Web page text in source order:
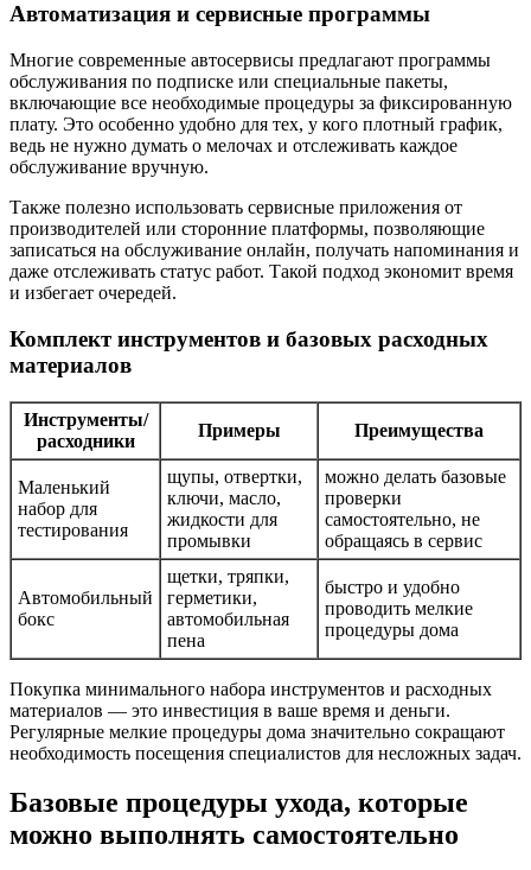
Автоматизация и сервисные программы
Многие современные автосервисы предлагают программы
обслуживания по подписке или специальные пакеты,
включающие все необходимые процедуры за фиксированную
плату. Это особенно удобно для тех, у кого плотный график,
ведь не нужно думать о мелочах и отслеживать каждое
обслуживание вручную.
Также полезно использовать сервисные приложения от
производителей или сторонние платформы, позволяющие
записаться на обслуживание онлайн, получать напоминания и
даже отслеживать статус работ. Такой подход экономит время
и избегает очередей.
Комплект инструментов и базовых расходных
материалов
Инструменты/
расходники
Примеры Преимущества
Маленький
набор для
тестирования
щупы, отвертки,
ключи, масло,
жидкости для
промывки
можно делать базовые
проверки
самостоятельно, не
обращаясь в сервис
Автомобильный
бокс
щетки, тряпки,
герметики,
автомобильная
пена
быстро и удобно
проводить мелкие
процедуры дома
Покупка минимального набора инструментов и расходных
материалов — это инвестиция в ваше время и деньги.
Регулярные мелкие процедуры дома значительно сокращают
необходимость посещения специалистов для несложных задач.
Базовые процедуры ухода, которые
можно выполнять самостоятельно